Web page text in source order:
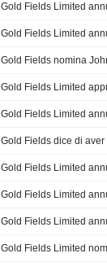
Gold Fields Limited
Gold Fields Limited
Gold Fields Limited